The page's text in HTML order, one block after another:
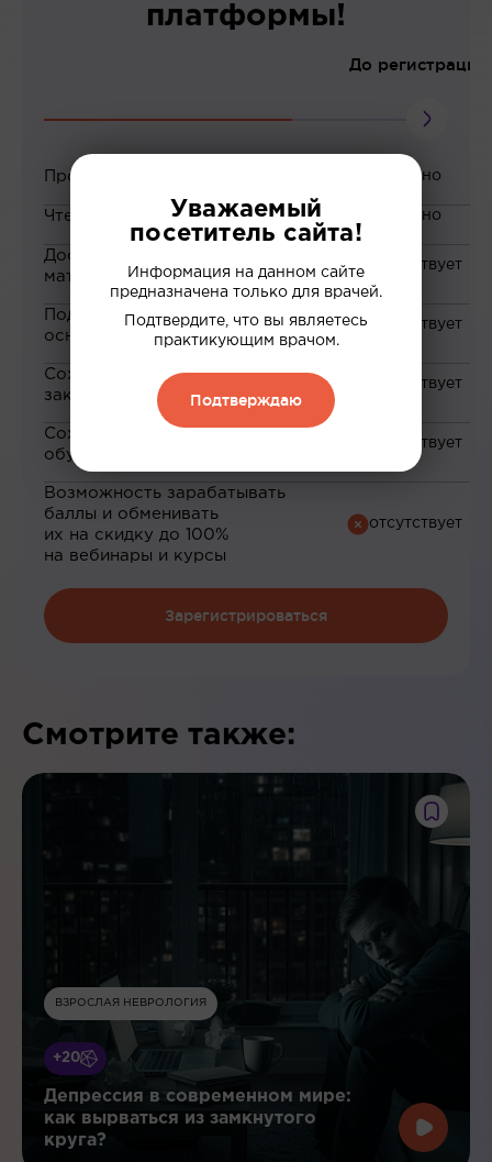
платформы!
До регистрации
Просмотр вебинаров
Чтение статей
Доступ к закрытым
материалам
Подборка материалов на
основе ваших интересов
Сохранение материалов в
закладки
Сохранение прогресса по
обучению
Возможность зарабатывать
баллы и обменивать
их на скидку до 100%
на вебинары и курсы
Зарегистрироваться
Смотрите также:
ВЗРОСЛАЯ НЕВРОЛОГИЯ
+20
Депрессия в современном мире:
как вырваться из замкнутого
круга?
Уважаемый
посетитель сайта!
Информация на данном сайте
предназначена только для врачей.
Подтвердите, что вы являетесь
практикующим врачом.
Подтверждаю